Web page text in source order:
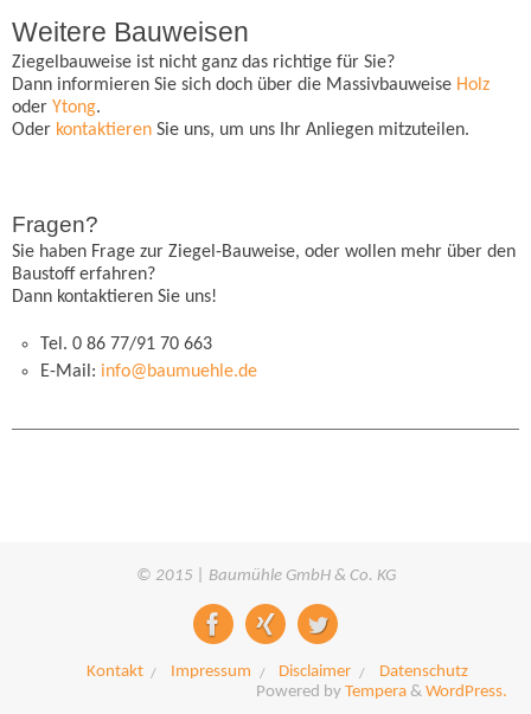
Weitere Bauweisen
Ziegelbauweise ist nicht ganz das richtige für Sie?
Dann informieren Sie sich doch über die Massivbauweise Holz
oder Ytong.
Oder kontaktieren Sie uns, um uns Ihr Anliegen mitzuteilen.
Fragen?
Sie haben Frage zur Ziegel-Bauweise, oder wollen mehr über den
Baustoff erfahren?
Dann kontaktieren Sie uns!
Tel. 0 86 77/91 70 663
E-Mail: info@baumuehle.de
© 2015 | Baumühle GmbH & Co. KG
Kontakt Impressum Disclaimer
Datenschutz
Powered by Tempera & WordPress.